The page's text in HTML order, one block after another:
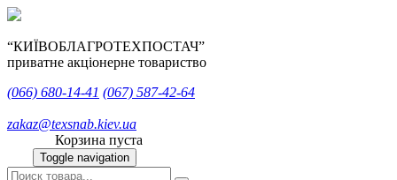
“КИЇВОБЛАГРОТЕХПОСТАЧ”
приватне акціонерне товариство
(066) 680-14-41 (067) 587-42-64
zakaz@texsnab.kiev.ua
Корзина пуста
Toggle navigation